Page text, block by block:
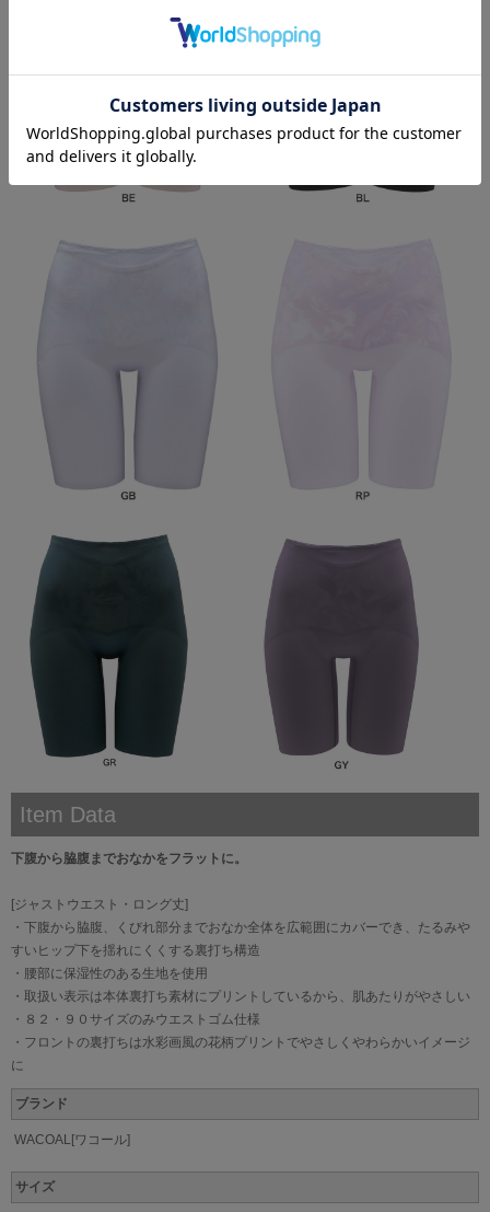
Item Data
下腹から脇腹までおなかをフラットに。
[ジャストウエスト・ロング丈]
・下腹から脇腹、くびれ部分までおなか全体を広範囲にカバーでき、たるみや
すいヒップ下を揺れにくくする裏打ち構造
・腰部に保湿性のある生地を使用
・取扱い表示は本体裏打ち素材にプリントしているから、肌あたりがやさしい
・８２・９０サイズのみウエストゴム仕様
・フロントの裏打ちは水彩画風の花柄プリントでやさしくやわらかいイメージ
に
ブランド
WACOAL[ワコール]
サイズ